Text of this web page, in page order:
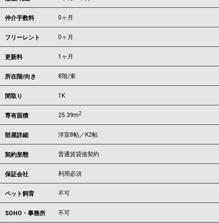
仲介手数料 0ヶ月
フリーレント 0ヶ月
更新料 1ヶ月
所在階/向き 8階/東
間取り 1K
専有面積 25.39m2
部屋詳細 洋室8帖／K2帖
契約形態 普通賃貸借契約
保証会社 利用必須
ペット飼育 不可
SOHO・事務所 不可